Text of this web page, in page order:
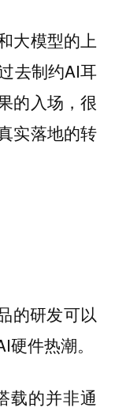
大模型的上
去制约AI耳
的入场，很
实落地的转
的研发可以
件热潮。
载的并非通